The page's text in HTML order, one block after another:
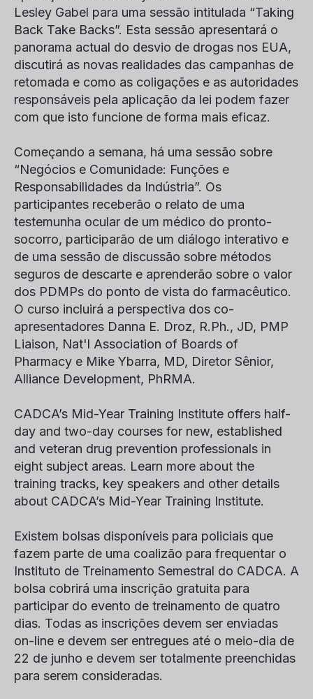
Lesley Gabel para uma sessão intitulada “Taking
Back Take Backs”. Esta sessão apresentará o
panorama actual do desvio de drogas nos EUA,
discutirá as novas realidades das campanhas de
retomada e como as coligações e as autoridades
responsáveis pela aplicação da lei podem fazer
com que isto funcione de forma mais eficaz.
Começando a semana, há uma sessão sobre
“Negócios e Comunidade: Funções e
Responsabilidades da Indústria”. Os
participantes receberão o relato de uma
testemunha ocular de um médico do pronto-
socorro, participarão de um diálogo interativo e
de uma sessão de discussão sobre métodos
seguros de descarte e aprenderão sobre o valor
dos PDMPs do ponto de vista do farmacêutico.
O curso incluirá a perspectiva dos co-
apresentadores Danna E. Droz, R.Ph., JD, PMP
Liaison, Nat'l Association of Boards of
Pharmacy e Mike Ybarra, MD, Diretor Sênior,
Alliance Development, PhRMA.
CADCA’s Mid-Year Training Institute offers half-
day and two-day courses for new, established
and veteran drug prevention professionals in
eight subject areas. Learn more about the
training tracks, key speakers and other details
about CADCA’s Mid-Year Training Institute.
Existem bolsas disponíveis para policiais que
fazem parte de uma coalizão para frequentar o
Instituto de Treinamento Semestral do CADCA. A
bolsa cobrirá uma inscrição gratuita para
participar do evento de treinamento de quatro
dias. Todas as inscrições devem ser enviadas
on-line e devem ser entregues até o meio-dia de
22 de junho e devem ser totalmente preenchidas
para serem consideradas.